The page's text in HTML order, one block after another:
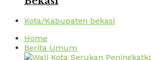
Kota/Kabupaten bekasi
Home
Berita Umum